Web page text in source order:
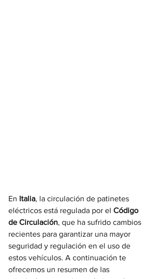
En Italia, la circulación de patinetes
eléctricos está regulada por el Código
de Circulación, que ha sufrido cambios
recientes para garantizar una mayor
seguridad y regulación en el uso de
estos vehículos. A continuación te
ofrecemos un resumen de las